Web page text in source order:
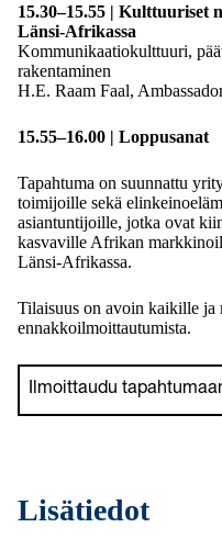
15.30–15.55 | Kulttuuriset
Länsi-Afrikassa
Kommunikaatiokulttuuri,
rakentaminen
H.E. Raam Faal,
15.55–16.00 | Loppusanat
Tapahtuma on suunnattu
toimijoille sekä
asiantuntijoille, jotka ovat
kasvaville Afrikan
Länsi-Afrikassa.
Tilaisuus on avoin kaikille ja
ennakkoilmoittautumista.
Ilmoittaudu
Lisätiedot